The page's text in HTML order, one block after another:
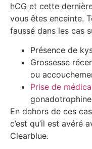
hCG et cette
vous êtes enceinte.
faussé dans les cas
Présence de
Grossesse
ou
Prise de
En dehors de ces
c’est qu’il est avéré
Clearblue.